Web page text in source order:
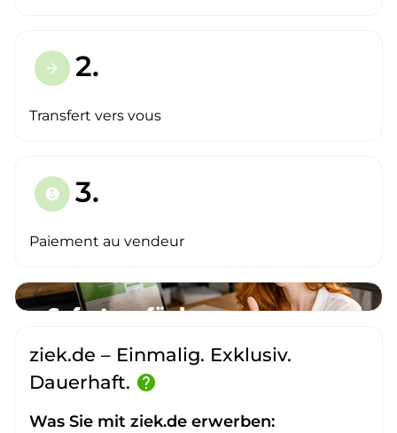
arrow_forward 2.
Transfert vers vous
paid 3.
Paiement au vendeur
ziek.de – Einmalig. Exklusiv.
Dauerhaft. help
Was Sie mit ziek.de erwerben: